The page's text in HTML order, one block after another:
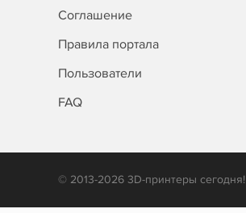
Соглашение
Правила портала
Пользователи
FAQ
© 2013-2026 3D-принтеры сегодня!